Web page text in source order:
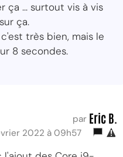
ça ... surtout vis à vis
ça.
très bien, mais le
8 secondes.
par Eric B.
2022 à 09h57